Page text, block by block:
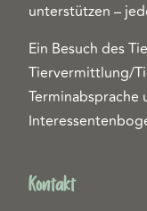
unterstützen –
Ein Besuch des
Tiervermittlung/
Kontakt